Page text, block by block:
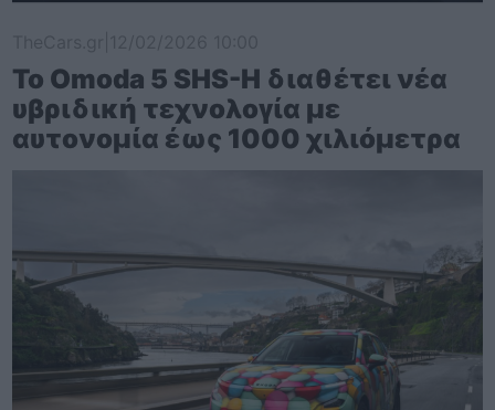
Το Omoda 5 SHS-H διαθέτει νέα
υβριδική τεχνολογία με
αυτονομία έως 1000 χιλιόμετρα